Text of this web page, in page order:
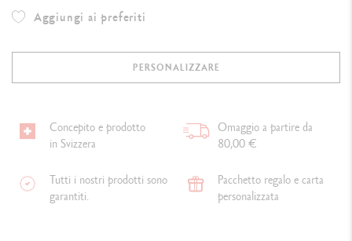
Aggiungi ai preferiti
PERSONALIZZARE
Concepito e prodotto
in Svizzera
Omaggio a partire da
80,00 €
Tutti i nostri prodotti sono
garantiti.
Pacchetto regalo e carta
personalizzata